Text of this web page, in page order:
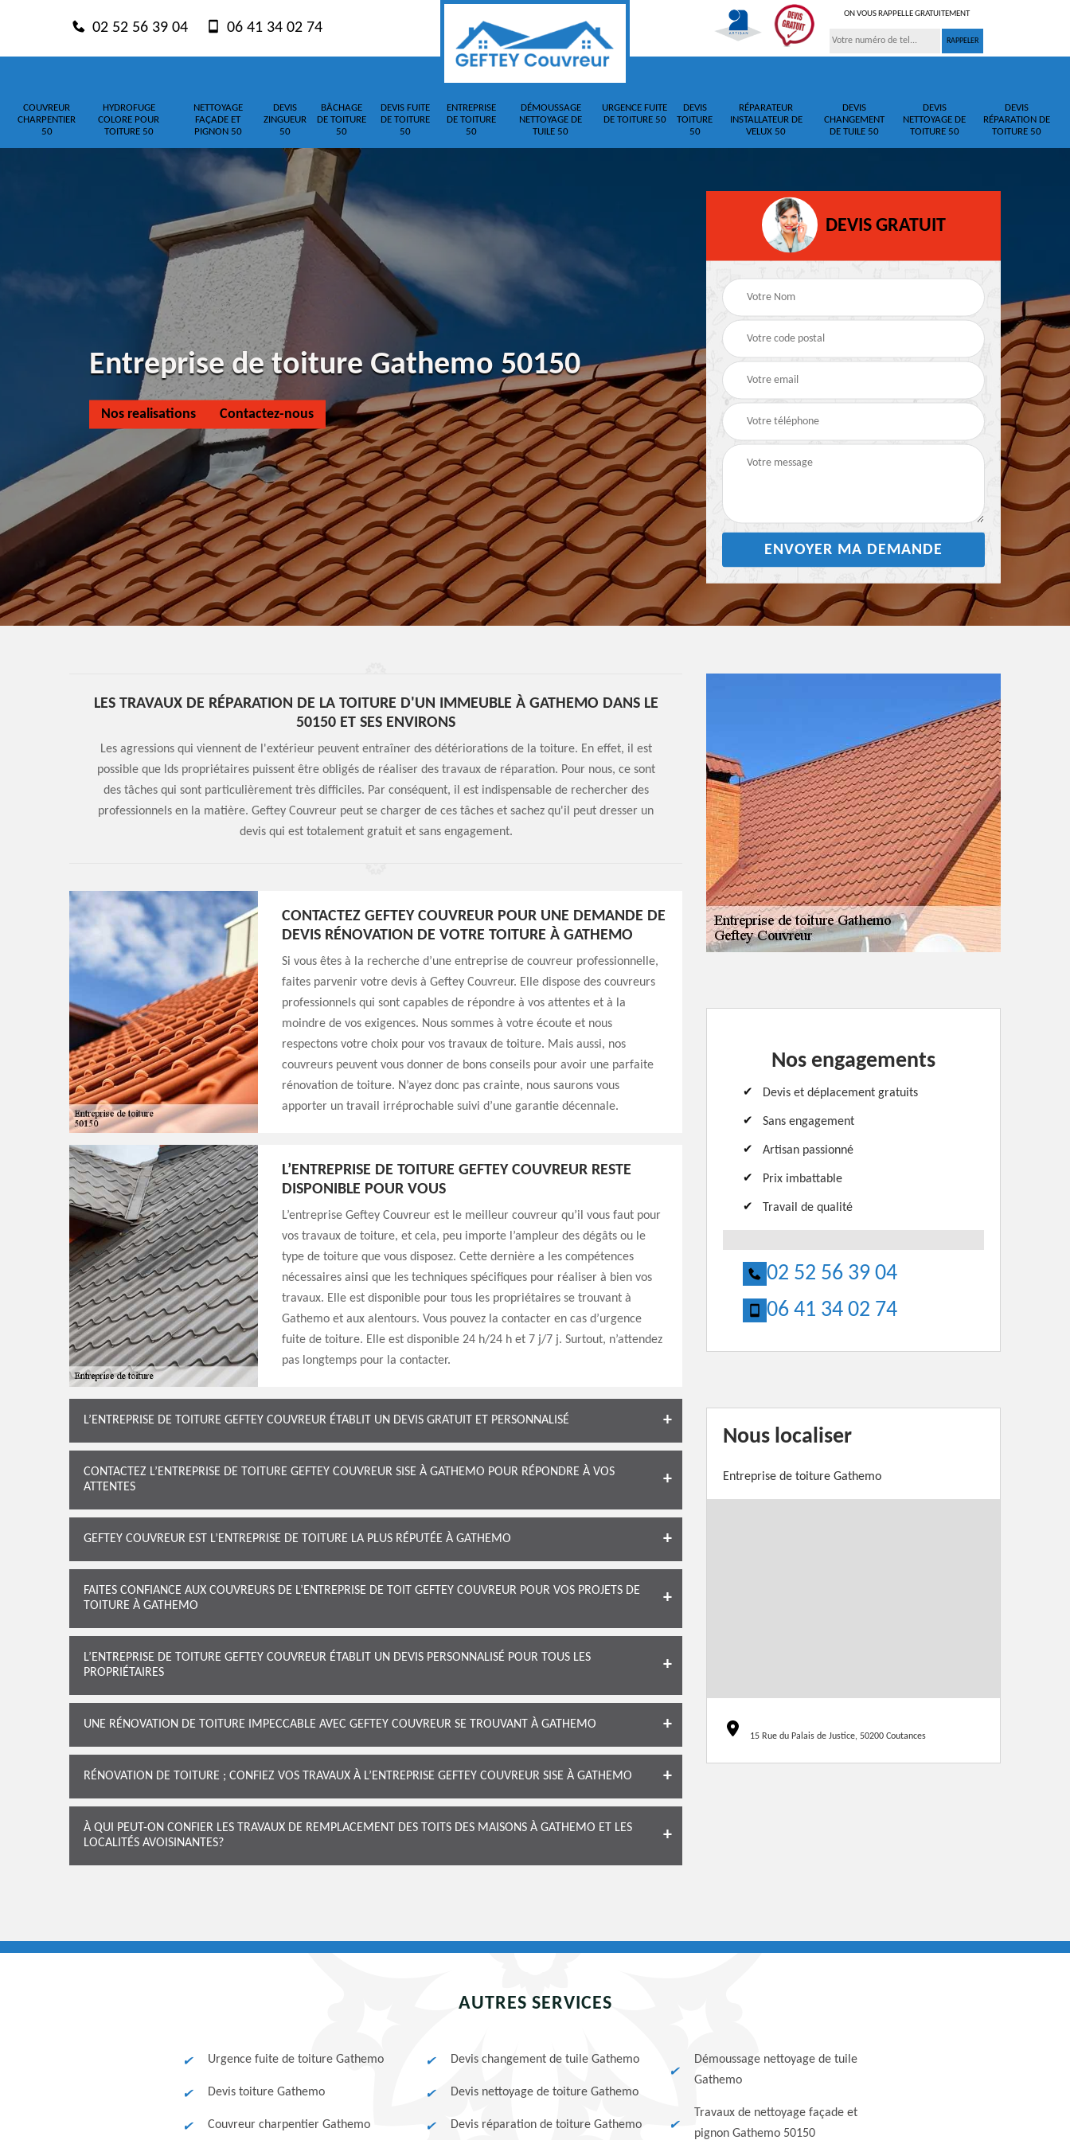
02 52 56 39 04 06 41 34 02 74
ON VOUS RAPPELLE GRATUITEMENT
COUVREUR
CHARPENTIER
50
HYDROFUGE
COLORE POUR
TOITURE 50
NETTOYAGE
FAÇADE ET
PIGNON 50
DEVIS
ZINGUEUR
50
BÂCHAGE
DE TOITURE
50
DEVIS FUITE
DE TOITURE
50
ENTREPRISE
DE TOITURE
50
DÉMOUSSAGE
NETTOYAGE DE
TUILE 50
URGENCE FUITE
DE TOITURE 50
DEVIS
TOITURE
50
RÉPARATEUR
INSTALLATEUR DE
VELUX 50
DEVIS
CHANGEMENT
DE TUILE 50
DEVIS
NETTOYAGE DE
TOITURE 50
DEVIS
RÉPARATION DE
TOITURE 50
Entreprise de toiture Gathemo 50150
Nos realisations Contactez-nous
DEVIS GRATUIT
LES TRAVAUX DE RÉPARATION DE LA TOITURE D'UN IMMEUBLE À GATHEMO DANS LE
50150 ET SES ENVIRONS
Les agressions qui viennent de l'extérieur peuvent entraîner des détériorations de la toiture. En effet, il est
possible que lds propriétaires puissent être obligés de réaliser des travaux de réparation. Pour nous, ce sont
des tâches qui sont particulièrement très difficiles. Par conséquent, il est indispensable de rechercher des
professionnels en la matière. Geftey Couvreur peut se charger de ces tâches et sachez qu'il peut dresser un
devis qui est totalement gratuit et sans engagement.
CONTACTEZ GEFTEY COUVREUR POUR UNE DEMANDE DE
DEVIS RÉNOVATION DE VOTRE TOITURE À GATHEMO
Si vous êtes à la recherche d’une entreprise de couvreur professionnelle,
faites parvenir votre devis à Geftey Couvreur. Elle dispose des couvreurs
professionnels qui sont capables de répondre à vos attentes et à la
moindre de vos exigences. Nous sommes à votre écoute et nous
respectons votre choix pour vos travaux de toiture. Mais aussi, nos
couvreurs peuvent vous donner de bons conseils pour avoir une parfaite
rénovation de toiture. N’ayez donc pas crainte, nous saurons vous
apporter un travail irréprochable suivi d’une garantie décennale.
L’ENTREPRISE DE TOITURE GEFTEY COUVREUR RESTE
DISPONIBLE POUR VOUS
L’entreprise Geftey Couvreur est le meilleur couvreur qu’il vous faut pour
vos travaux de toiture, et cela, peu importe l’ampleur des dégâts ou le
type de toiture que vous disposez. Cette dernière a les compétences
nécessaires ainsi que les techniques spécifiques pour réaliser à bien vos
travaux. Elle est disponible pour tous les propriétaires se trouvant à
Gathemo et aux alentours. Vous pouvez la contacter en cas d’urgence
fuite de toiture. Elle est disponible 24 h/24 h et 7 j/7 j. Surtout, n’attendez
pas longtemps pour la contacter.
L’ENTREPRISE DE TOITURE GEFTEY COUVREUR ÉTABLIT UN DEVIS GRATUIT ET PERSONNALISÉ
CONTACTEZ L’ENTREPRISE DE TOITURE GEFTEY COUVREUR SISE À GATHEMO POUR RÉPONDRE À VOS
ATTENTES
GEFTEY COUVREUR EST L’ENTREPRISE DE TOITURE LA PLUS RÉPUTÉE À GATHEMO
FAITES CONFIANCE AUX COUVREURS DE L’ENTREPRISE DE TOIT GEFTEY COUVREUR POUR VOS PROJETS DE
TOITURE À GATHEMO
L’ENTREPRISE DE TOITURE GEFTEY COUVREUR ÉTABLIT UN DEVIS PERSONNALISÉ POUR TOUS LES
PROPRIÉTAIRES
UNE RÉNOVATION DE TOITURE IMPECCABLE AVEC GEFTEY COUVREUR SE TROUVANT À GATHEMO
RÉNOVATION DE TOITURE ; CONFIEZ VOS TRAVAUX À L’ENTREPRISE GEFTEY COUVREUR SISE À GATHEMO
À QUI PEUT-ON CONFIER LES TRAVAUX DE REMPLACEMENT DES TOITS DES MAISONS À GATHEMO ET LES
LOCALITÉS AVOISINANTES?
Nos engagements
Devis et déplacement gratuits
Sans engagement
Artisan passionné
Prix imbattable
Travail de qualité
02 52 56 39 04
06 41 34 02 74
Nous localiser
Entreprise de toiture Gathemo
15 Rue du Palais de Justice, 50200 Coutances
AUTRES SERVICES
Urgence fuite de toiture Gathemo
Devis toiture Gathemo
Couvreur charpentier Gathemo
Devis changement de tuile Gathemo
Devis nettoyage de toiture Gathemo
Devis réparation de toiture Gathemo
Démoussage nettoyage de tuile
Gathemo
Travaux de nettoyage façade et
pignon Gathemo 50150